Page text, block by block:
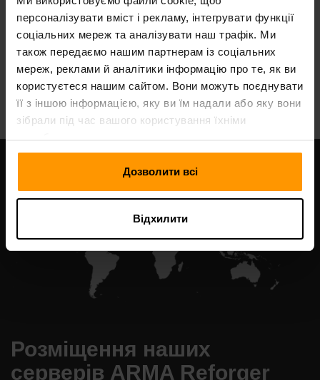
персоналізувати вміст і рекламу, інтегрувати функції
соціальних мереж та аналізувати наш трафік. Ми
також передаємо нашим партнерам із соціальних
мереж, реклами й аналітики інформацію про те, як ви
користуєтеся нашим сайтом. Вони можуть поєднувати
її з іншою інформацією, яку ви їм надали або яку вони
зібрали під час вашого користування їхніми
службами.
Дозволити всі
Відхилити
Хостинг сервера
All Games
Розміщення наших
серверів ARMA Reforger